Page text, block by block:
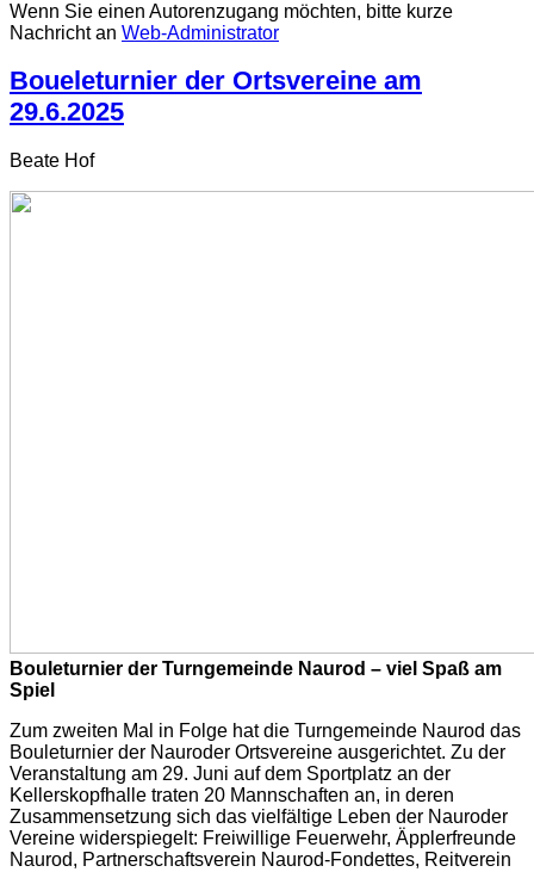
Wenn Sie einen Autorenzugang möchten, bitte kurze
Nachricht an Web-Administrator
Boueleturnier der Ortsvereine am
29.6.2025
Beate Hof
Bouleturnier der Turngemeinde Naurod – viel Spaß am
Spiel
Zum zweiten Mal in Folge hat die Turngemeinde Naurod das
Bouleturnier der Nauroder Ortsvereine ausgerichtet. Zu der
Veranstaltung am 29. Juni auf dem Sportplatz an der
Kellerskopfhalle traten 20 Mannschaften an, in deren
Zusammensetzung sich das vielfältige Leben der Nauroder
Vereine widerspiegelt: Freiwillige Feuerwehr, Äpplerfreunde
Naurod, Partnerschaftsverein Naurod-Fondettes, Reitverein